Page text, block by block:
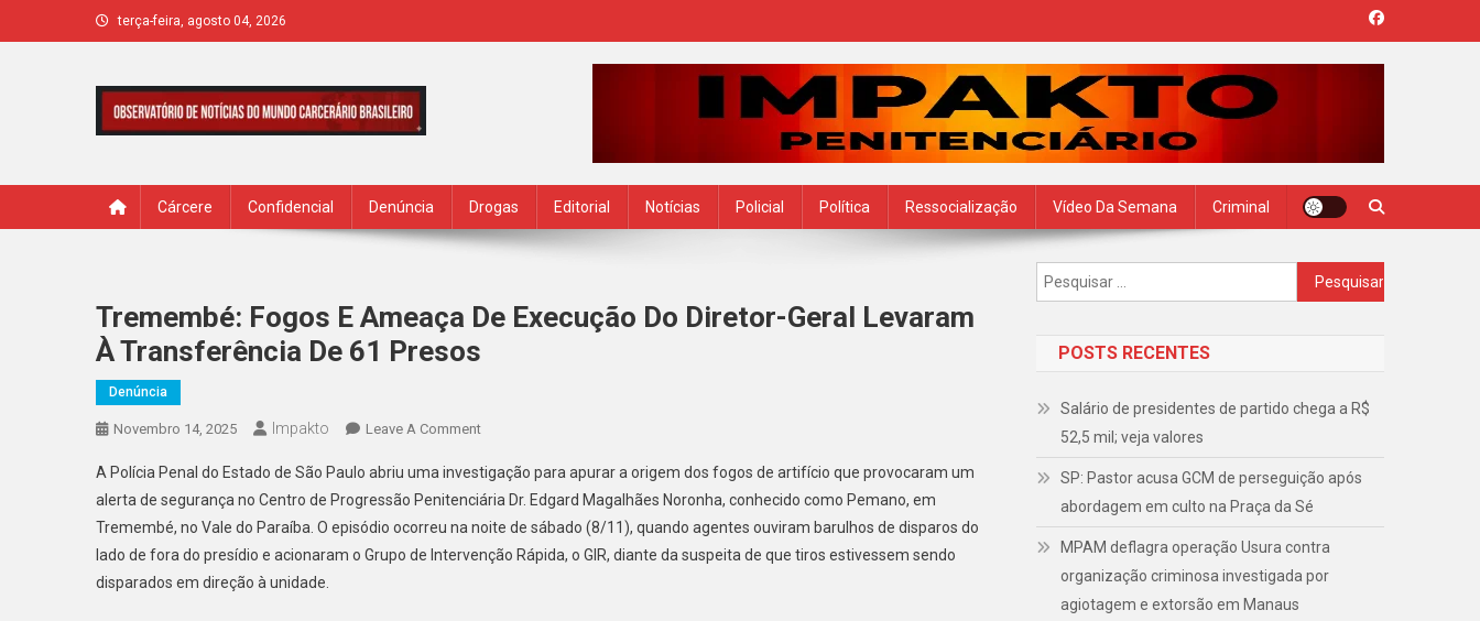
to
terça-feira, agosto 04, 2026
Cárcere Confidencial Denúncia Drogas Editorial Notícias Policial Política Ressocialização Vídeo Da Semana Criminal
Tremembé: Fogos E Ameaça De Execução Do Diretor-Geral Levaram
À Transferência De 61 Presos
Denúncia
Novembro 14, 2025 Impakto Leave A CommentOn
Fogos
E
Ameaça
De
A Polícia Penal do Estado de São Paulo abriu uma investigação para apurar a origem dos fogos de artifício que provocaram um
alerta de segurança no Centro de Progressão Penitenciária Dr. Edgard Magalhães Noronha, conhecido como Pemano, em
Tremembé, no Vale do Paraíba. O episódio ocorreu na noite de sábado (8/11), quando agentes ouviram barulhos de disparos do
lado de fora do presídio e acionaram o Grupo de Intervenção Rápida, o GIR, diante da suspeita de que tiros estivessem sendo
disparados em direção à unidade.
Pesquisar
por:
POSTS RECENTES
Salário de presidentes de partido chega a R$
52,5 mil; veja valores
SP: Pastor acusa GCM de perseguição após
abordagem em culto na Praça da Sé
MPAM deflagra operação Usura contra
organização criminosa investigada por
agiotagem e extorsão em Manaus